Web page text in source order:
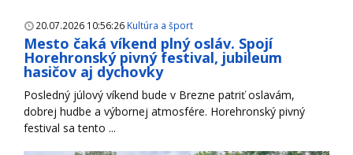
20.07.2026 10:56:26 Kultúra a šport
Mesto čaká víkend plný osláv. Spojí
Horehronský pivný festival, jubileum
hasičov aj dychovky
Posledný júlový víkend bude v Brezne patriť oslavám,
dobrej hudbe a výbornej atmosfére. Horehronský pivný
festival sa tento ...